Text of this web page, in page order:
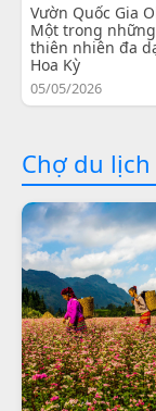
Vườn Quốc Gia
Một trong
thiên nhiên đa
Hoa Kỳ
05/05/2026
Chợ du lịch